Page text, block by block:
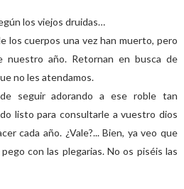
los viejos druidas…
los cuerpos una vez han muerto, pero
año. Retornan en busca de
no les atendamos.
seguir adorando a ese roble tan
listo para consultarle a vuestro dios
cada año. ¿Vale?... Bien, ya veo que
con las plegarias. No os piséis las